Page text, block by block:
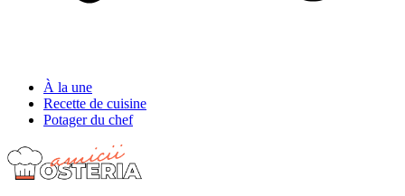
À la une
Recette de cuisine
Potager du chef